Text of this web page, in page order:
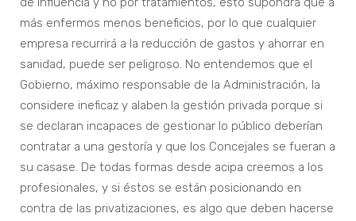
más enfermos menos beneficios, por lo que cualquier
empresa recurrirá a la reducción de gastos y ahorrar en
sanidad, puede ser peligroso. No entendemos que el
Gobierno, máximo responsable de la Administración, la
considere ineficaz y alaben la gestión privada porque si
se declaran incapaces de gestionar lo público deberían
contratar a una gestoría y que los Concejales se fueran a
su casase. De todas formas desde acipa creemos a los
profesionales, y si éstos se están posicionando en
contra de las privatizaciones, es algo que deben hacerse